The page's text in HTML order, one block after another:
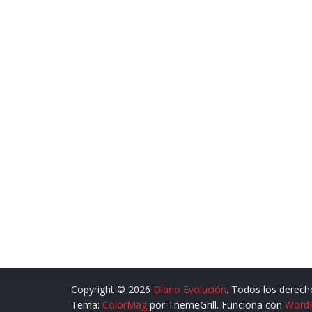
Copyright © 2026 Diario Evolución. Todos los
Tema: ColorMag por ThemeGrill. Funciona con